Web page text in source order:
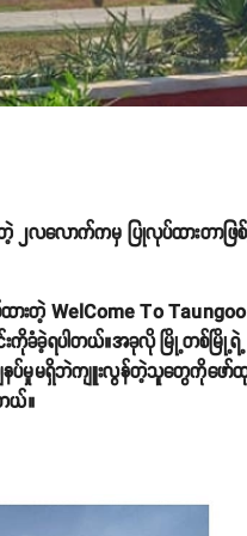
လလောက်ကမှ ပြုလုပ်ထားတာဖြစ်
းတဲ့ WelCome To
းကိုခံခဲ့ရပါတယ်။အခုလို မြို့တစ်မြို့
နပ်မှုမရှိဘဲကျူးလွန်တဲ့သူတွေကိုဖော်
ယ်။